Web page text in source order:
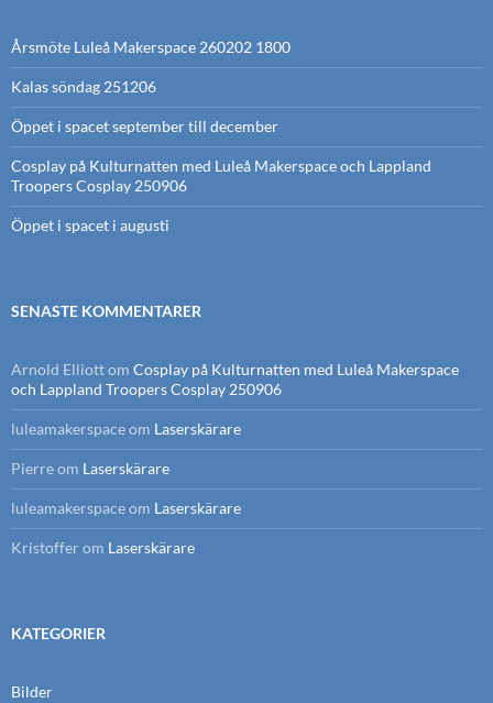
Årsmöte Luleå Makerspace 260202 1800
Kalas söndag 251206
Öppet i spacet september till december
Cosplay på Kulturnatten med Luleå Makerspace och Lappland
Troopers Cosplay 250906
Öppet i spacet i augusti
SENASTE KOMMENTARER
Arnold Elliottom Cosplay på Kulturnatten med Luleå Makerspace
och Lappland Troopers Cosplay 250906
luleamakerspaceom Laserskärare
Pierreom Laserskärare
luleamakerspaceom Laserskärare
Kristoffer om Laserskärare
KATEGORIER
Bilder